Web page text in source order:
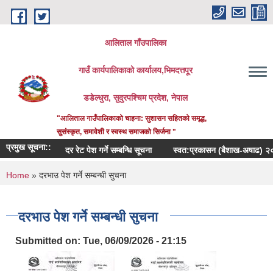
Skip to main content
आलिताल गाँउपालिका
गाउँ कार्यपालिकाको कार्यालय,भिमदत्तपूर
डडेल्धुरा, सुदुरपश्चिम प्रदेश, नेपाल
"आलिताल गाउँपालिकाको चाहना: सुशासन सहितको समृद्ध,
सुसंस्कृत, समावेशी र स्वस्थ समाजको सिर्जना "
प्रमुख सूचना::दर रेट पेश गर्ने सम्बन्धि सूचना स्वत:प्रकासन (बैशाख-अषाढ) २०८३
You are here
Home » दरभाउ पेश गर्ने सम्बन्धी सुचना
दरभाउ पेश गर्ने सम्बन्धी सुचना
Submitted on: Tue, 06/09/2026 - 21:15